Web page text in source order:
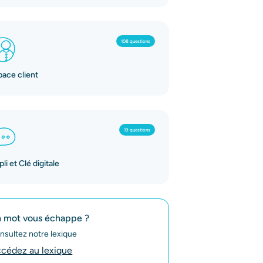
108 questions
client
19 questions
et Clé digitale
mot vous échappe ?
notre lexique
au lexique